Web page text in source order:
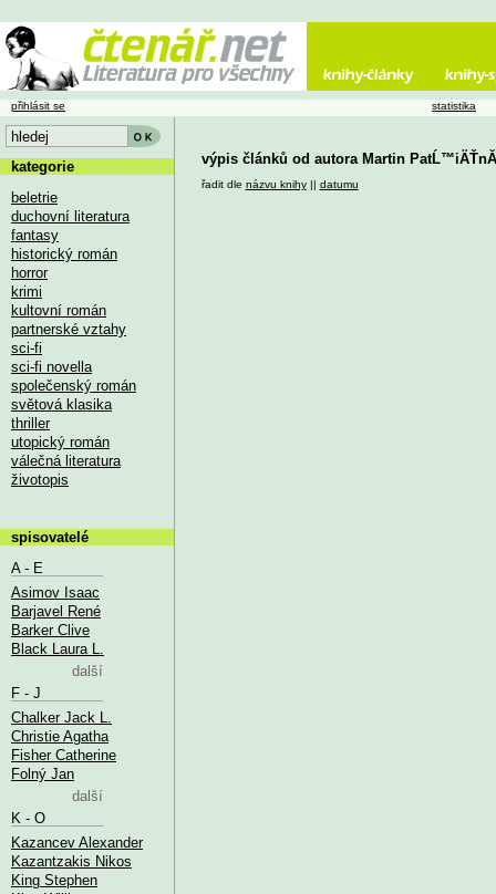
výpis článků od autora Martin
řadit dle názvu knihy|| datumu
přihlásit se statistika
kategorie
beletrie
duchovní literatura
fantasy
historický román
horror
krimi
kultovní román
partnerské vztahy
sci-fi
sci-fi novella
společenský román
světová klasika
thriller
utopický román
válečná literatura
životopis
spisovatelé
A - E
Asimov Isaac
Barjavel René
Barker Clive
Black Laura L.
další
F - J
Chalker Jack L.
Christie Agatha
Fisher Catherine
Folný Jan
další
K - O
Kazancev Alexander
Kazantzakis Nikos
King Stephen